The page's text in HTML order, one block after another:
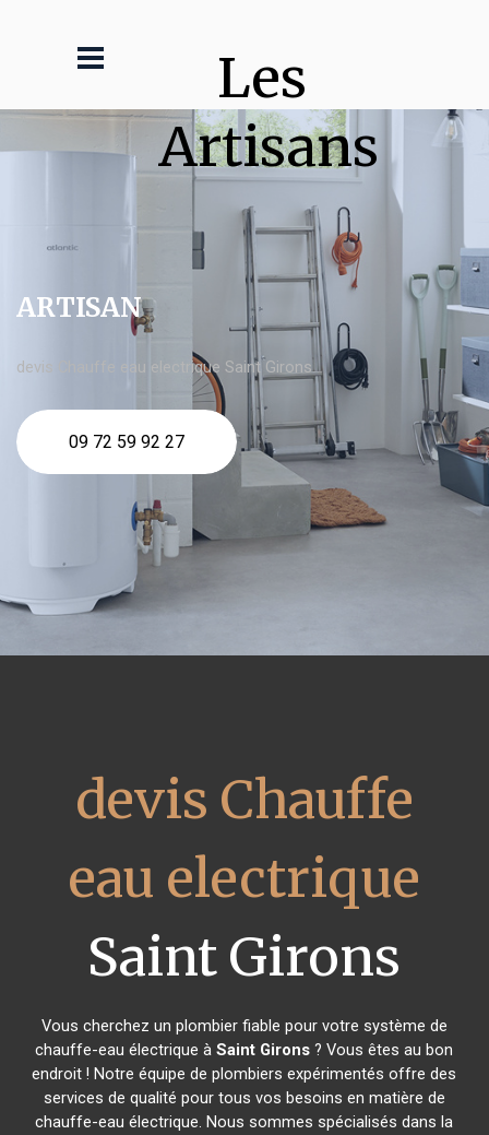
Les
Artisans
ARTISAN
devis Chauffe eau electrique Saint Girons
09 72 59 92 27
devis Chauffe
eau electrique
Saint Girons
Vous cherchez un plombier fiable pour votre système de
chauffe-eau électrique àSaint Girons ? Vous êtes au bon
endroit ! Notre équipe de plombiers expérimentés offre des
services de qualité pour tous vos besoins en matière de
chauffe-eau électrique. Nous sommes spécialisés dans la